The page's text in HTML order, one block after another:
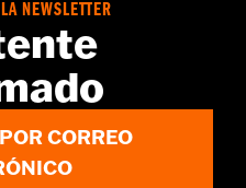
guardabarros y toda la
NEWSLETTER
CORREO